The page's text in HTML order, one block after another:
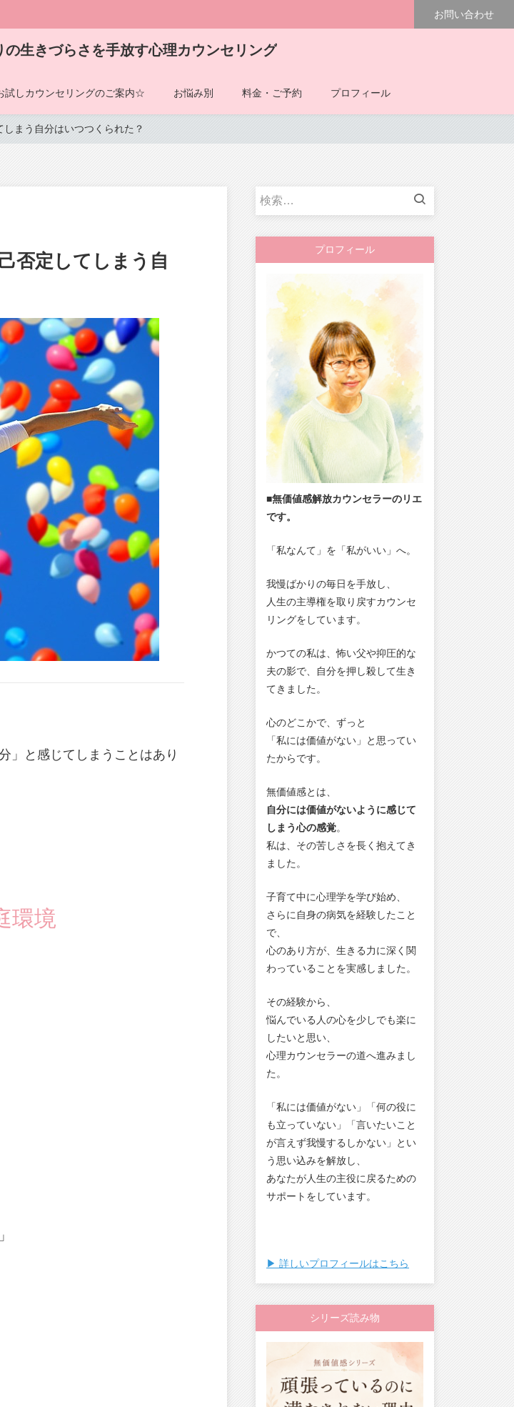
お問い合わせ
生きづらさを手放す心理カウンセリング
試しカウンセリングのご案内☆ お悩み別 料金・ご予約 プロフィール
まう自分はいつつくられた？
否定してしまう自
」と感じてしまうことはあり
環境
検
プロフィール
■無価値感解放カウンセラーのリエ
です。
「私なんて」を「私がいい」へ。
我慢ばかりの毎日を手放し、
人生の主導権を取り戻すカウンセ
リングをしています。
かつての私は、怖い父や抑圧的な
夫の影で、自分を押し殺して生き
てきました。
心のどこかで、ずっと
「私には価値がない」と思ってい
たからです。
無価値感とは、
自分には価値がないように感じて
しまう心の感覚。
私は、その苦しさを長く抱えてき
ました。
子育て中に心理学を学び始め、
さらに自身の病気を経験したこと
で、
心のあり方が、生きる力に深く関
わっていることを実感しました。
その経験から、
悩んでいる人の心を少しでも楽に
したいと思い、
心理カウンセラーの道へ進みまし
た。
「私には価値がない」「何の役に
も立っていない」「言いたいこと
が言えず我慢するしかない」とい
う思い込みを解放し、
あなたが人生の主役に戻るための
サポートをしています。
▶︎ 詳しいプロフィールはこちら
シリーズ読み物